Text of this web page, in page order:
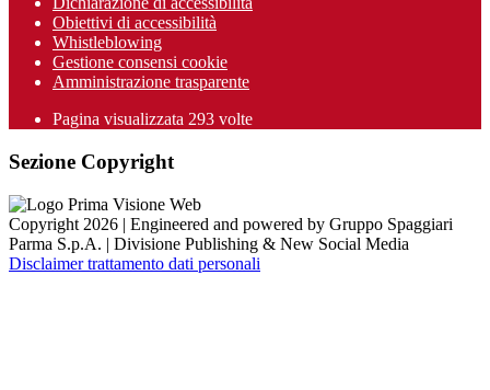
Obiettivi di accessibilità
Whistleblowing
Gestione consensi cookie
Amministrazione trasparente
Pagina visualizzata 293 volte
Sezione Copyright
Copyright 2026 | Engineered and powered by Gruppo Spaggiari
Parma S.p.A. | Divisione Publishing & New Social Media
Disclaimer trattamento dati personali